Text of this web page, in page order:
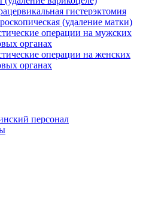
гистерэктомия
(удаление матки)
операции на мужских
органах
операции на женских
органах
персонал